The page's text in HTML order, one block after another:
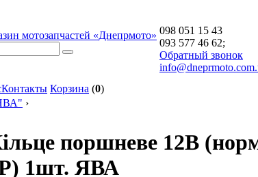
мотозапчастей «Днепрмото» 098 051 15 43
093 577 46 62;
Обратный звонок
Контакты Корзина (0)
›
поршневе 12В
1шт. ЯВА